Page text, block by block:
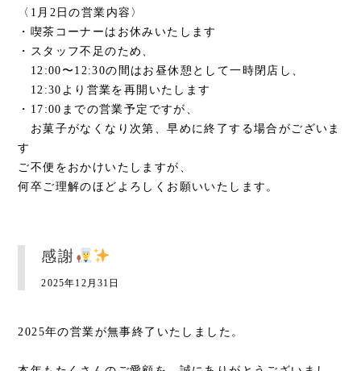
〈1月2日の営業内容〉
・喫茶コーナーはお休みいたします
・スタッフ不足のため、
12:00〜12:30の間はお昼休憩として一時閉店し、
12:30より営業を再開いたします
・17:00までの営業予定ですが、
お菓子がなくなり次第、早めに終了する場合がございま
す
ご不便をおかけいたしますが、
何卒ご理解のほどよろしくお願いいたします。
感謝
2025年12月31日
2025年の営業が無事終了いたしました。